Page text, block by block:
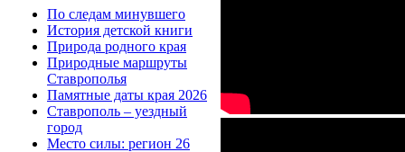
По следам минувшего
История детской книги
Природа родного края
Природные маршруты
Ставрополья
Памятные даты края 2026
Ставрополь – уездный
город
Место силы: регион 26